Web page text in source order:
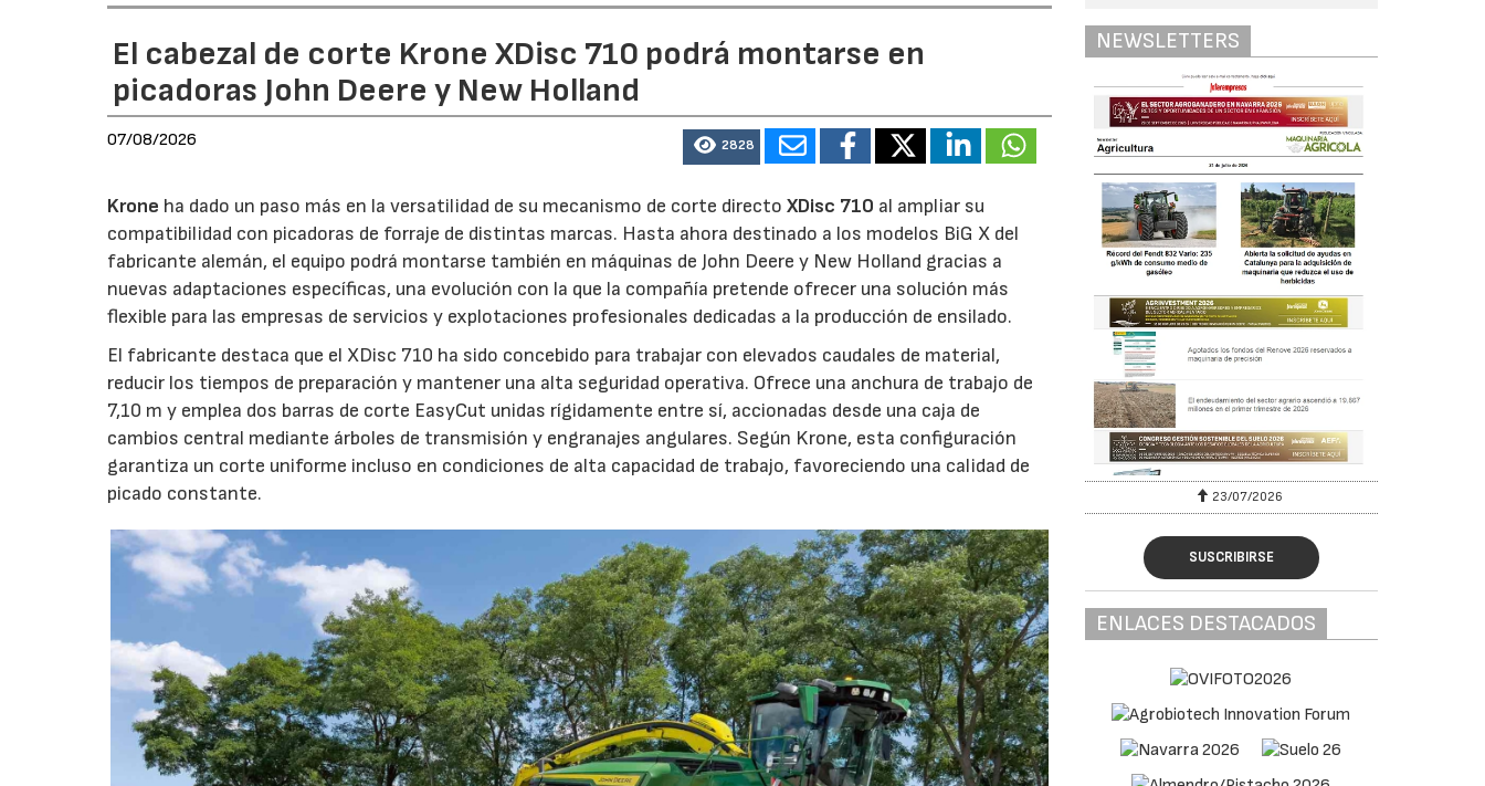
El cabezal de corte Krone XDisc 710 podrá montarse en
picadoras John Deere y New Holland
07/08/2026 2828
Krone ha dado un paso más en la versatilidad de su mecanismo de corte directoXDisc 710 al ampliar su
compatibilidad con picadoras de forraje de distintas marcas. Hasta ahora destinado a los modelos BiG X del
fabricante alemán, el equipo podrá montarse también en máquinas de John Deere y New Holland gracias a
nuevas adaptaciones específicas, una evolución con la que la compañía pretende ofrecer una solución más
flexible para las empresas de servicios y explotaciones profesionales dedicadas a la producción de ensilado.
El fabricante destaca que el XDisc 710 ha sido concebido para trabajar con elevados caudales de material,
reducir los tiempos de preparación y mantener una alta seguridad operativa. Ofrece una anchura de trabajo de
7,10 m y emplea dos barras de corte EasyCut unidas rígidamente entre sí, accionadas desde una caja de
cambios central mediante árboles de transmisión y engranajes angulares. Según Krone, esta configuración
garantiza un corte uniforme incluso en condiciones de alta capacidad de trabajo, favoreciendo una calidad de
picado constante.
NEWSLETTERS
23/07/2026
SUSCRIBIRSE
ENLACES DESTACADOS